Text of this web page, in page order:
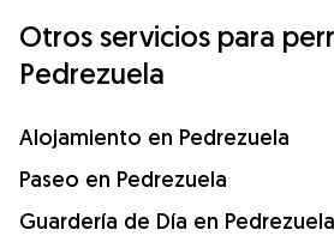
Otros servicios para
Pedrezuela
Alojamiento en Pedrezuela
Paseo en Pedrezuela
Guardería de Día en Pedrezuela